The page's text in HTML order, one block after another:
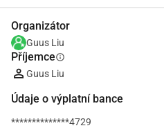
Organizátor
Guus Liu
Příjemceinfo
Guus Liu
Údaje o výplatní bance
**************4729